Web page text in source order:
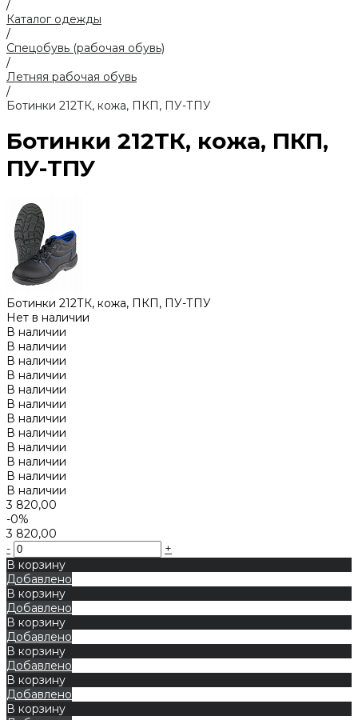
/
Каталог одежды
/
Спецобувь (рабочая обувь)
/
Летняя рабочая обувь
/
Ботинки 212ТК, кожа, ПКП, ПУ-ТПУ
Ботинки 212ТК, кожа, ПКП,
ПУ-ТПУ
Ботинки 212ТК, кожа, ПКП, ПУ-ТПУ
Нет в наличии
В наличии
В наличии
В наличии
В наличии
В наличии
В наличии
В наличии
В наличии
В наличии
В наличии
В наличии
В наличии
3 820,00
-0%
3 820,00
-
+
В корзину
Добавлено
В корзину
Добавлено
В корзину
Добавлено
В корзину
Добавлено
В корзину
Добавлено
В корзину